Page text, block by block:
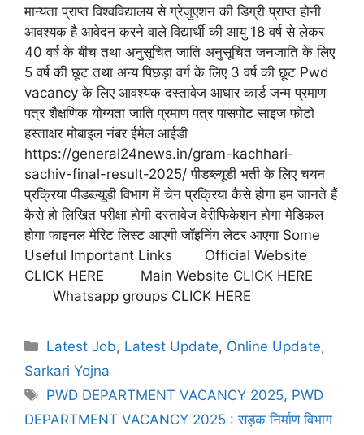
मान्यता प्राप्त विश्वविद्यालय से ग्रेजुएशन की डिग्री प्राप्त होनी
आवश्यक है आवेदन करने वाले विद्यार्थी की आयु 18 वर्ष से लेकर
40 वर्ष के बीच तथा अनुसूचित जाति अनुसूचित जनजाति के लिए
5 वर्ष की छूट तथा अन्य पिछड़ा वर्ग के लिए 3 वर्ष की छूट Pwd
vacancy के लिए आवश्यक दस्तावेज आधार कार्ड जन्म प्रमाण
पत्र शैक्षणिक योग्यता जाति प्रमाण पत्र पासपोट साइज फोटो
हस्ताक्षर मोबाइल नंबर ईमेल आईडी
https://general24news.in/gram-kachhari-
sachiv-final-result-2025/ पीडब्ल्यूडी भर्ती के लिए चयन
प्रक्रिया पीडब्ल्यूडी विभाग में चेन प्रक्रिया कैसे होगा हम जानते हैं
कैसे हो लिखित परीक्षा होगी दस्तावेज वेरीफिकेशन होगा मेडिकल
होगा फाइनल मेरिट लिस्ट आएगी जॉइनिंग लेटर आएगा Some
Useful Important Links Official Website
CLICK HERE Main Website CLICK HERE
Whatsapp groups CLICK HERE
Latest Job, Latest Update, Online Update,
Sarkari Yojna
PWD DEPARTMENT VACANCY 2025, PWD
DEPARTMENT VACANCY 2025 : सड़क निर्माण विभाग